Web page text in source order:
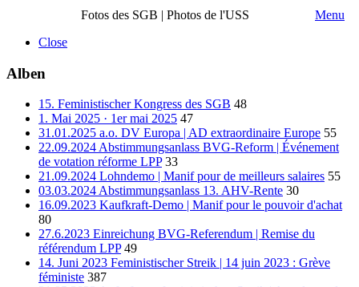
Fotos des SGB | Photos de l'USS
Menu
Close
Alben
15. Feministischer Kongress des SGB 48
1. Mai 2025 · 1er mai 2025 47
31.01.2025 a.o. DV Europa | AD extraordinaire Europe 55
22.09.2024 Abstimmungsanlass BVG-Reform | Événement
de votation réforme LPP 33
21.09.2024 Lohndemo | Manif pour de meilleurs salaires 55
03.03.2024 Abstimmungsanlass 13. AHV-Rente 30
16.09.2023 Kaufkraft-Demo | Manif pour le pouvoir d'achat
80
27.6.2023 Einreichung BVG-Referendum | Remise du
référendum LPP 49
14. Juni 2023 Feministischer Streik | 14 juin 2023 : Grève
féministe 387